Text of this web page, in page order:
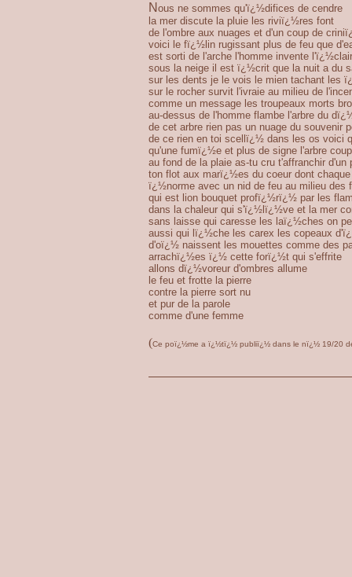
N ous ne sommes qu'ï¿½difices de cendre
la mer discute la pluie les riviï¿½res font
de l'ombre aux nuages et d'un coup de
voici le fï¿½lin rugissant plus de feu que
est sorti de l'arche l'homme invente
sous la neige il est ï¿½crit que la nuit a du
sur les dents je le vois le mien tachant les
sur le rocher survit l'ivraie au milieu de
comme un message les troupeaux morts
au-dessus de l'homme flambe l'arbre du
de cet arbre rien pas un nuage du souvenir
de ce rien en toi scellï¿½ dans les os voici
qu'une fumï¿½e et plus de signe l'arbre
au fond de la plaie as-tu cru t'affranchir
ton flot aux marï¿½es du coeur dont
ï¿½norme avec un nid de feu au milieu des
qui est lion bouquet profï¿½rï¿½ par les
dans la chaleur qui s'ï¿½lï¿½ve et la mer
sans laisse qui caresse les laï¿½ches on
aussi qui lï¿½che les carex les copeaux
d'oï¿½ naissent les mouettes comme des
arrachï¿½es ï¿½ cette forï¿½t qui s'effrite
allons dï¿½voreur d'ombres allume
le feu et frotte la pierre
contre la pierre sort nu
et pur de la parole
comme d'une femme
(Ce poï¿½me a ï¿½tï¿½ publiï¿½ dans le nï¿½ 19/20